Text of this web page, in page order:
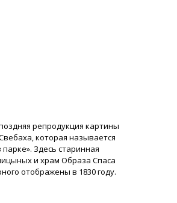
репродукция картины
которая называется
парке». Здесь старинная
и храм Образа Спаса
отображены в 1830 году.